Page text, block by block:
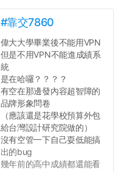
#靠交7860
偉大大學畢業後不能用VPN
但是不用VPN不能進成績系
統
是在哈囉？？？？
有空在那邊發內容超智障的
品牌形象問卷
（應該還是花學校預算外包
給台灣設計研究院做的）
沒有空管一下自己耍低能搞
出的bug
幾年前的高中成績都還能看